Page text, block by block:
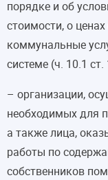
порядке и об
стоимости, о
коммунальные
системе (ч. 10.1
– организации,
необходимых для
а также лица,
работы по
собственников